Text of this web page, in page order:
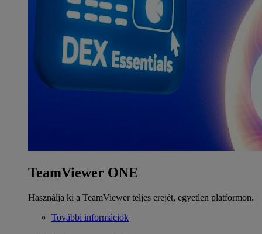
TeamViewer ONE
Használja ki a TeamViewer teljes erejét, egyetlen platformon.
További információk